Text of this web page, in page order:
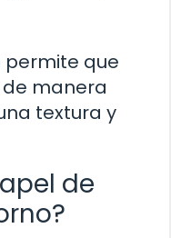
permite que
manera
textura y
de